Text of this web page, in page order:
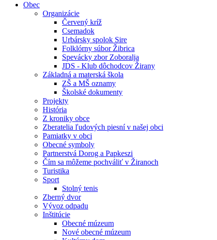
Obec
Organizácie
Červený kríž
Csemadok
Urbársky spolok Sire
Folklórny súbor Žibrica
Spevácky zbor Zoboralja
JDS - Klub dôchodcov Žirany
Základná a materská škola
ZŠ a MŠ oznamy
Školské dokumenty
Projekty
História
Z kroniky obce
Zberatelia ľudových piesní v našej obci
Pamiatky v obci
Obecné symboly
Partnerstvá Dorog a Papkeszi
Čím sa môžeme pochváliť v Žiranoch
Turistika
Sport
Stolný tenis
Zberný dvor
Vývoz odpadu
Inštitúcie
Obecné múzeum
Nové obecné múzeum